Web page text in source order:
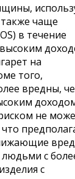
чаще
в течение
на
того,
вредны,
не
с
с